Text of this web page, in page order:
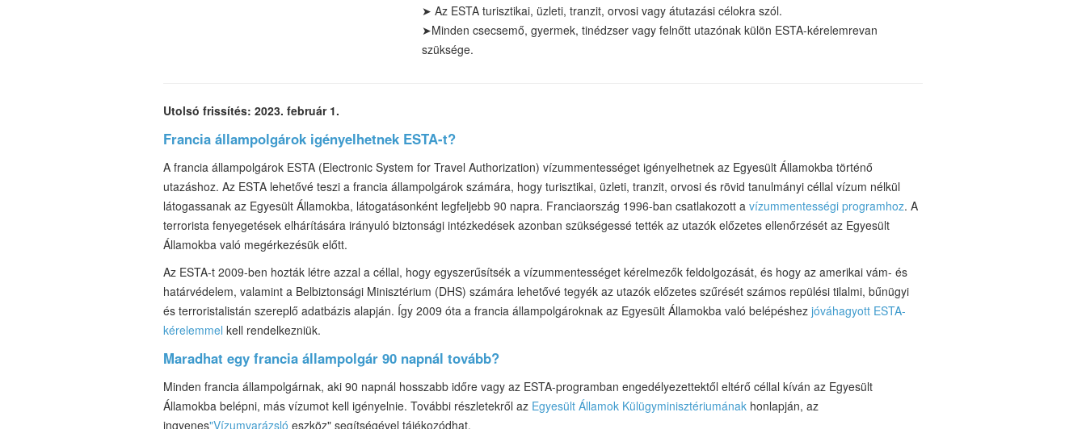
➤ Az ESTA turisztikai, üzleti, tranzit, orvosi vagy átutazási célokra szól.
➤Minden csecsemő, gyermek, tinédzser vagy felnőtt utazónak külön ESTA-kérelemrevan
szüksége.
Utolsó frissítés: 2023. február 1.
Francia állampolgárok igényelhetnek ESTA-t?
A francia állampolgárok ESTA (Electronic System for Travel Authorization) vízummentességet igényelhetnek az Egyesült Államokba történő
utazáshoz. Az ESTA lehetővé teszi a francia állampolgárok számára, hogy turisztikai, üzleti, tranzit, orvosi és rövid tanulmányi céllal vízum nélkül
látogassanak az Egyesült Államokba, látogatásonként legfeljebb 90 napra. Franciaország 1996-ban csatlakozott a vízummentességi programhoz. A
terrorista fenyegetések elhárítására irányuló biztonsági intézkedések azonban szükségessé tették az utazók előzetes ellenőrzését az Egyesült
Államokba való megérkezésük előtt.
Az ESTA-t 2009-ben hozták létre azzal a céllal, hogy egyszerűsítsék a vízummentességet kérelmezők feldolgozását, és hogy az amerikai vám- és
határvédelem, valamint a Belbiztonsági Minisztérium (DHS) számára lehetővé tegyék az utazók előzetes szűrését számos repülési tilalmi, bűnügyi
és terroristalistán szereplő adatbázis alapján. Így 2009 óta a francia állampolgároknak az Egyesült Államokba való belépéshez jóváhagyott ESTA-
kérelemmel kell rendelkezniük.
Maradhat egy francia állampolgár 90 napnál tovább?
Minden francia állampolgárnak, aki 90 napnál hosszabb időre vagy az ESTA-programban engedélyezettektől eltérő céllal kíván az Egyesült
Államokba belépni, más vízumot kell igényelnie. További részletekről az Egyesült Államok Külügyminisztériumának honlapján, az
ingyenes"Vízumvarázsló eszköz" segítségével tájékozódhat.